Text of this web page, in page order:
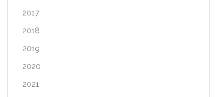
2017
2018
2019
2020
2021